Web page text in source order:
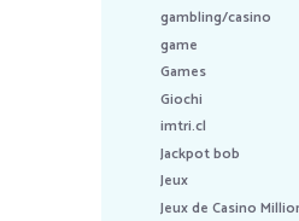
gambling/casino
game
Games
Giochi
imtri.cl
Jackpot bob
Jeux
Jeux de Casino